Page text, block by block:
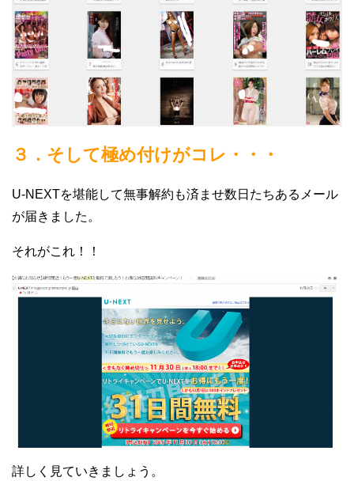
３．そして極め付けがコレ・・・
U-NEXTを堪能して無事解約も済ませ数日たちあるメール
が届きました。
それがこれ！！
詳しく見ていきましょう。